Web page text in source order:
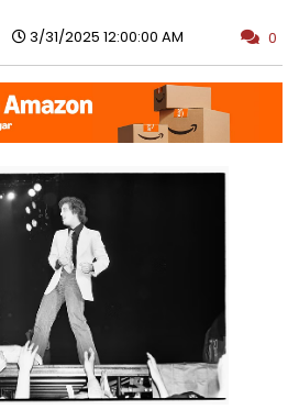
3/31/2025 12:00:00 AM 0